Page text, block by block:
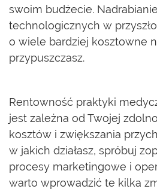
swoim budżecie.
technologicznych w
o wiele bardziej kosztowne
przypuszczasz.
Rentowność praktyki
jest zależna od Twojej
kosztów i zwiększania
w jakich działasz, spróbuj
procesy marketingowe i
warto wprowadzić te kilka